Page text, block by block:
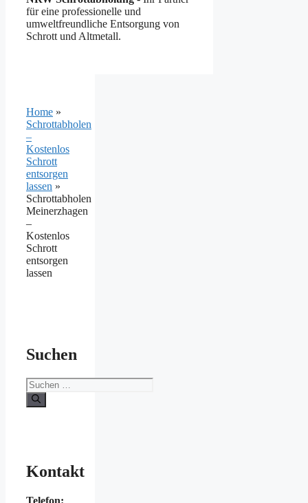
für eine professionelle und
umweltfreundliche Entsorgung von
Schrott und Altmetall.
Home »
Schrottabholen
–
Kostenlos
Schrott
entsorgen
lassen »
Schrottabholen
Meinerzhagen
–
Kostenlos
Schrott
entsorgen
lassen
Suchen
Suchen
nach:
Kontakt
Telefon: